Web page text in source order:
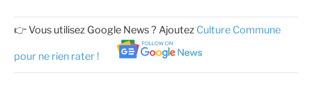
👉 Vous utilisez Google News ? Ajoutez Culture Commune
pour ne rien rater !